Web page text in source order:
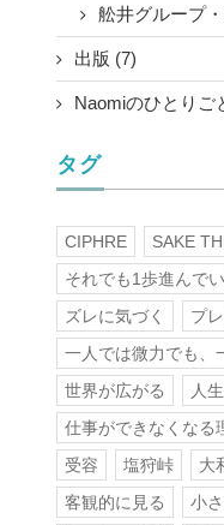
舩井グループ
出版 (7)
Naomiのひとりご
タグ
CIPHRE SAKE
それでも1歩進んで
ズレに気づく
プ
一人では微力でも、
世界が広がる
人
仕事ができなくなる
受容
塩狩峠 大
客観的に見る
小